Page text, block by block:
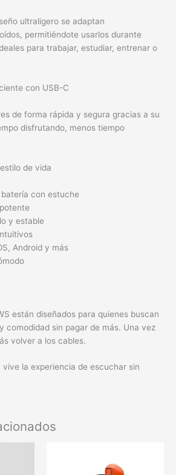
ultraligero se adaptan
permitiéndote usarlos durante
para trabajar, estudiar, entrenar o
con USB-C
de forma rápida y segura gracias a su
disfrutando, menos tiempo
de vida
con estuche
y estable
Android y más
están diseñados para quienes buscan
comodidad sin pagar de más. Una vez
volver a los cables.
vive la experiencia de escuchar sin